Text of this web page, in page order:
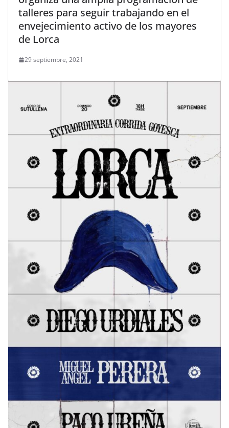
talleres para seguir trabajando en el
envejecimiento activo de los mayores
de Lorca
29 septiembre, 2021